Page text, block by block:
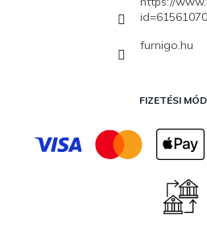
furnigo.hu
FIZETÉSI